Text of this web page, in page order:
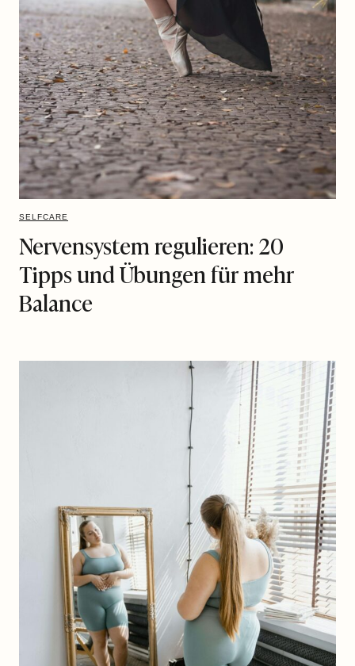
SELFCARE
Nervensystem regulieren: 20
Tipps und Übungen für mehr
Balance